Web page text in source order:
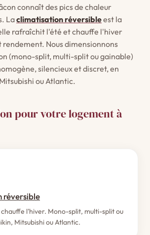
connaît des pics de chaleur
Laclimatisation réversibleest la
rafraîchit l'été et chauffe l'hiver
rendement. Nous dimensionnons
(mono-split, multi-split ou gainable)
silencieux et discret, en
ou Atlantic.
pour votre logement à
réversible
l'hiver. Mono-split, multi-split ou
Mitsubishi ou Atlantic.